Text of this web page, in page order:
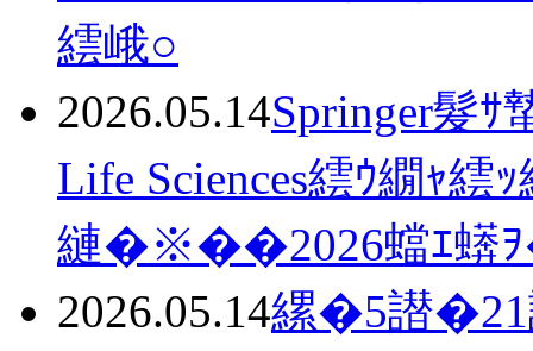
繧峨○
2026.05.14Springer髮
Life Sciences繧ｳ繝ｬ
縺�※��2026蟷ｴ蠎
2026.05.14縲�5譛�21